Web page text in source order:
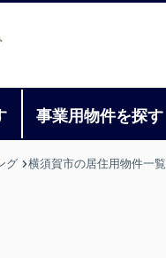
事業用物件を探す
グ 横須賀市の居住用物件一覧